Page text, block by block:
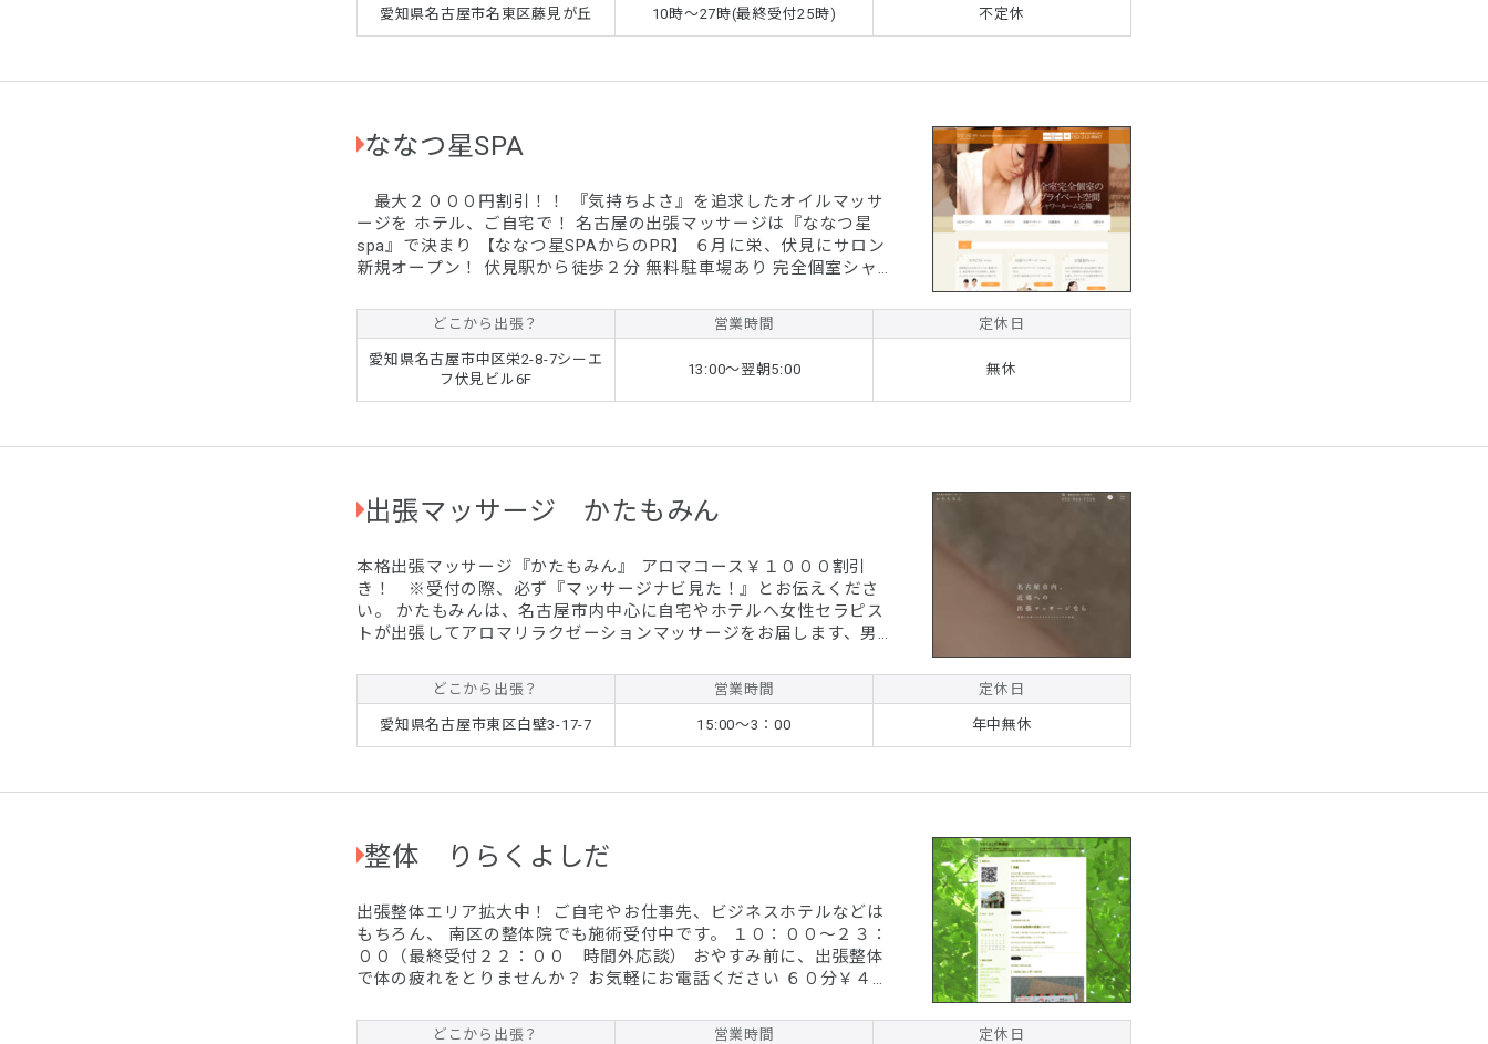
￥15,300 ⇒ ¥12,800円+交通費 ※もみほぐし・整体も同価格で
ご...
愛知県名古屋市名東区藤見が丘 10時～27時(最終受付25時) 不定休
ななつ星SPA
最大２０００円割引！！ 『気持ちよさ』を追求したオイルマッサ
ージを ホテル、ご自宅で！ 名古屋の出張マッサージは『ななつ星
spa』で決まり 【ななつ星SPAからのPR】 ６月に栄、伏見にサロン
新規オープン！ 伏見駅から徒歩２分 無料駐車場あり 完全個室シャワ
た。 【オープンイベント開催中！】 ２０００割引！ 最大割り ※予
約受付で必ず『出張マッサージナビクーポン利用』とお伝えくださ
い。 ※スタンダード１００、１２０でご利用になれます。 ※２０時
～は１０００円割引となります。
どこから出張？ 営業時間 定休日
愛知県名古屋市中区栄2-8-7シーエ
フ伏見ビル6F
13:00〜翌朝5:00 無休
出張マッサージ かたもみん
本格出張マッサージ『かたもみん』 アロマコース￥１０００割引
き！ ※受付の際、必ず『マッサージナビ見た！』とお伝えくださ
い。 かたもみんは、名古屋市内中心に自宅やホテルへ女性セラピス
トが出張してアロマリラクゼーションマッサージをお届します、男性
ひ堪能して下さい。
どこから出張？ 営業時間 定休日
愛知県名古屋市東区白壁3-17-7 15:00～3：00 年中無休
整体 りらくよしだ
出張整体エリア拡大中！ ご自宅やお仕事先、ビジネスホテルなどは
もちろん、 南区の整体院でも施術受付中です。 １０：００～２３：
００（最終受付２２：００ 時間外応談） おやすみ前に、出張整体
で体の疲れをとりませんか？ お気軽にお電話ください ６０分￥４８
ど バキバキしないソフトな整体を ぜひおためしください！
どこから出張？ 営業時間 定休日